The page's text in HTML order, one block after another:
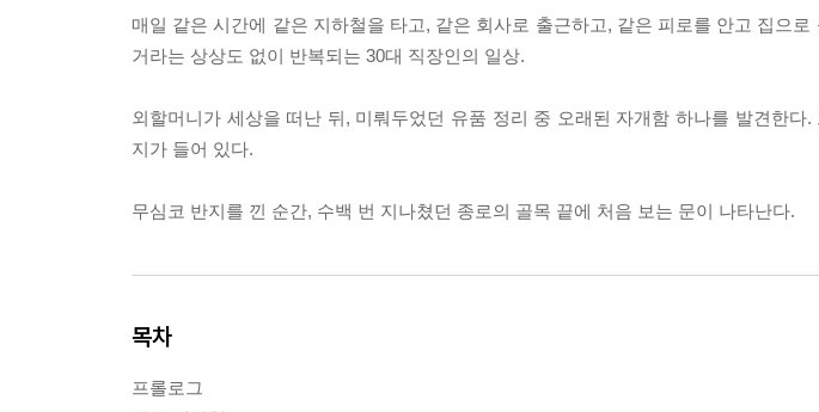
매일 같은 시간에 같은 지하철을 타고, 같은 회사로 출근하고, 같은 피로를 안고 집으
거라는 상상도 없이 반복되는 30대 직장인의 일상.
외할머니가 세상을 떠난 뒤, 미뤄두었던 유품 정리 중 오래된 자개함 하나를 발견한
지가 들어 있다.
무심코 반지를 낀 순간, 수백 번 지나쳤던 종로의 골목 끝에 처음 보는 문이 나타난다.
목차
프롤로그